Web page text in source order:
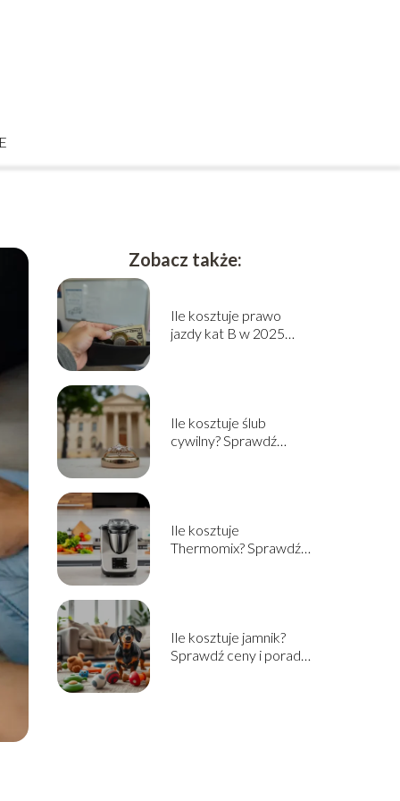
Zobacz także:
Ile kosztuje prawo
jazdy kat B w 2025
Ile kosztuje ślub
cywilny? Sprawdź
Ile kosztuje
Thermomix? Sprawdź
Ile kosztuje jamnik?
Sprawdź ceny i porady